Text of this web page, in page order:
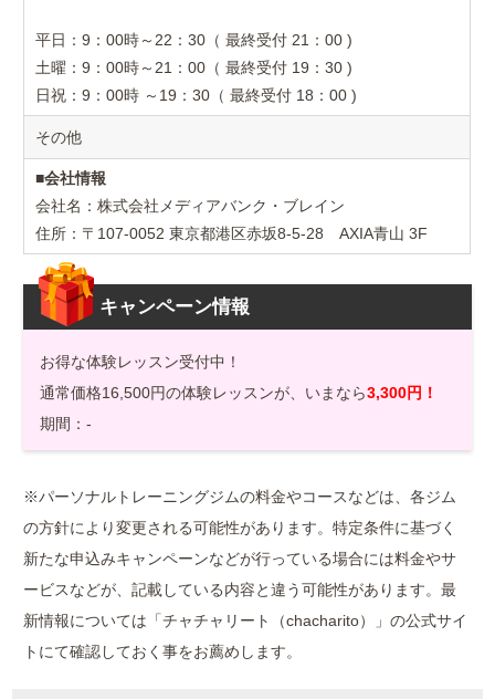
平日：9：00時～22：30（ 最終受付 21：00 )
土曜：9：00時～21：00（ 最終受付 19：30 )
日祝：9：00時 ～19：30（ 最終受付 18：00 )
その他
■会社情報
会社名：株式会社メディアバンク・ブレイン
住所：〒107-0052 東京都港区赤坂8-5-28 AXIA青山 3F
キャンペーン情報
お得な体験レッスン受付中！
通常価格16,500円の体験レッスンが、いまなら3,300円！
期間：-
※パーソナルトレーニングジムの料金やコースなどは、各ジム
の方針により変更される可能性があります。特定条件に基づく
新たな申込みキャンペーンなどが行っている場合には料金やサ
ービスなどが、記載している内容と違う可能性があります。最
新情報については「チャチャリート（chacharito）」の公式サイ
トにて確認しておく事をお薦めします。